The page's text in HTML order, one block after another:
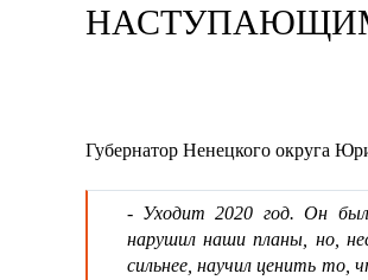
Губернатор Ненецкого округа
- Уходит 2020 год. Он
нарушил наши планы, но,
сильнее, научил ценить то,